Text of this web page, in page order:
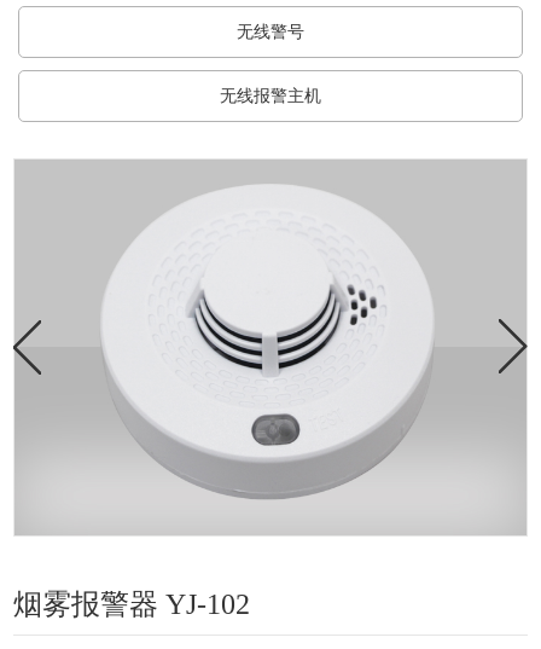
无线警号
无线报警主机
烟雾报警器 YJ-102